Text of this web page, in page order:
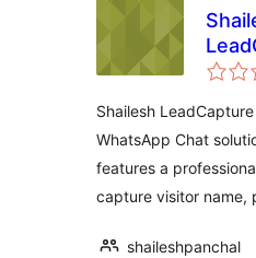
Shailesh
WhatsApp Chat
features a
capture visitor name,
shaileshpanchal